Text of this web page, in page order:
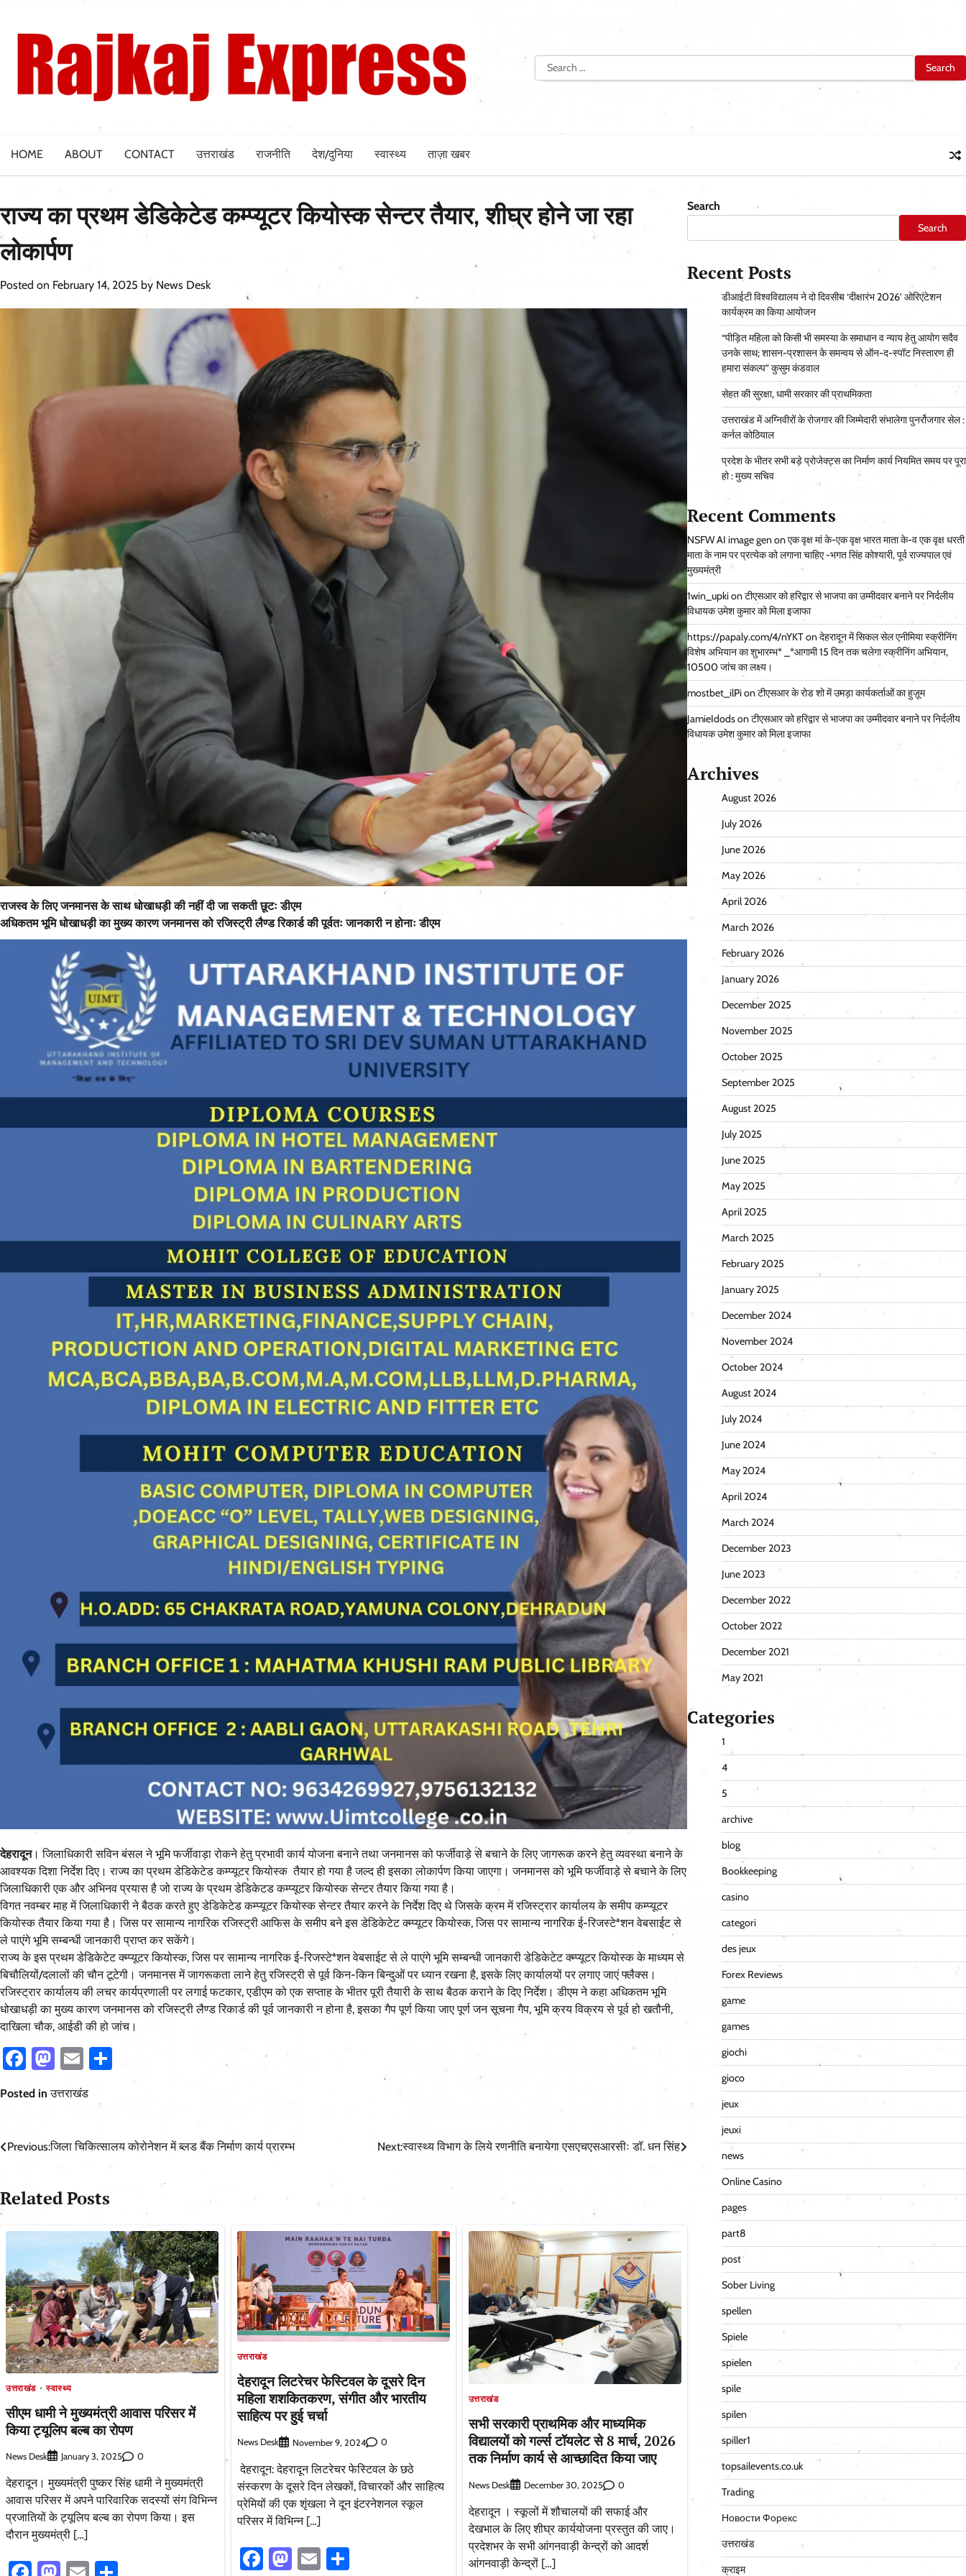
content
Search
for:
HOME ABOUT CONTACT उत्तराखंड राजनीति देश/दुनिया स्वास्थ्य ताज़ा खबर
राज्य का प्रथम डेडिकेटेड कम्प्यूटर कियोस्क सेन्टर तैयार, शीघ्र होने जा रहा
लोकार्पण
Posted on February 14, 2025 by News Desk
राजस्व के लिए जनमानस के साथ धोखाधड़ी की नहीं दी जा सकती छूटः डीएम
अधिकतम भूमि धोखाधड़ी का मुख्य कारण जनमानस को रजिस्ट्री लैण्ड रिकार्ड की पूर्वतः जानकारी न होनाः डीएम
देहरादून। जिलाधिकारी सविन बंसल ने भूमि फर्जीवाड़ा रोकने हेतु प्रभावी कार्य योजना बनाने तथा जनमानस को फर्जीवाड़े से बचाने के लिए जागरूक करने हेतु व्यवस्था बनाने के
आवश्यक दिशा निर्देश दिए। राज्य का प्रथम डेडिकेटेड कम्प्यूटर कियोस्क तैयार हो गया है जल्द ही इसका लोकार्पण किया जाएगा। जनमानस को भूमि फर्जीवाड़े से बचाने के लिए
जिलाधिकारी एक और अभिनव प्रयास है जो राज्य के प्रथम डेडिकेटड कम्प्यूटर कियोस्क सेन्टर तैयार किया गया है।
विगत नवम्बर माह में जिलाधिकारी ने बैठक करते हुए डेडिकेटेड कम्प्यूटर कियोस्क सेन्टर तैयार करने के निर्देश दिए थे जिसके क्रम में रजिस्ट्रार कार्यालय के समीप कम्प्यूटर
कियोस्क तैयार किया गया है। जिस पर सामान्य नागरिक रजिस्ट्री आफिस के समीप बने इस डेडिकेटेट क्म्प्यूटर कियोस्क, जिस पर सामान्य नागरिक ई-रिजस्टेªशन वेबसाईट से
ले पाएंगे भूमि सम्बन्धी जानकारी प्राप्त कर सकेंगे।
राज्य के इस प्रथम डेडिकेटेट क्म्प्यूटर कियोस्क, जिस पर सामान्य नागरिक ई-रिजस्टेªशन वेबसाईट से ले पाएंगे भूमि सम्बन्धी जानकारी डेडिकेटेट क्म्प्यूटर कियोस्क के माध्यम से
बिचौलियों/दलालों की चौन टूटेगी। जनमानस में जागरूकता लाने हेतु रजिस्ट्री से पूर्व किन-किन बिन्दुओं पर ध्यान रखना है, इसके लिए कार्यालयों पर लगाए जाएं फ्लैक्स।
रजिस्ट्रार कार्यालय की लचर कार्यप्रणाली पर लगाई फटकार, एडीएम को एक सप्ताह के भीतर पूरी तैयारी के साथ बैठक कराने के दिए निर्देश। डीएम ने कहा अधिकतम भूमि
धोखाधड़ी का मुख्य कारण जनमानस को रजिस्ट्री लैण्ड रिकार्ड की पूर्व जानकारी न होना है, इसका गैप पूर्ण किया जाए पूर्ण जन सूचना गैप, भूमि क्रय विक्रय से पूर्व हो खतौनी,
दाखिला चौक, आईडी की हो जांच।
Facebook
Mastodon
Email
Posted inउत्तराखंड
Post
Previous:जिला चिकित्सालय कोरोनेशन में ब्लड बैंक निर्माण कार्य प्रारम्भ Next:स्वास्थ्य विभाग के लिये रणनीति बनायेगा एसएचएसआरसीः डॉ. धन सिंह
Related Posts
उत्तराखंड स्वास्थ्य
सीएम धामी ने मुख्यमंत्री आवास परिसर में
किया ट्यूलिप बल्ब का रोपण
News Desk January 3, 2025 0
देहरादून। मुख्यमंत्री पुष्कर सिंह धामी ने मुख्यमंत्री
आवास परिसर में अपने पारिवारिक सदस्यों संग विभिन्न
प्रजातियों के ट्यूलिप बल्ब का रोपण किया। इस
दौरान मुख्यमंत्री […]
उत्तराखंड
देहरादून लिटरेचर फेस्टिवल के दूसरे दिन
महिला शशकितकरण, संगीत और भारतीय
साहित्य पर हुई चर्चा
News Desk November 9, 2024 0
देहरादून: देहरादून लिटरेचर फेस्टिवल के छठे
संस्करण के दूसरे दिन लेखकों, विचारकों और साहित्य
प्रेमियों की एक शृंखला ने दून इंटरनेशनल स्कूल
परिसर में विभिन्न […]
Facebook
Mastodon
EmailShare
उत्तराखंड
सभी सरकारी प्राथमिक और माध्यमिक
विद्यालयों को गर्ल्स टॉयलेट से 8 मार्च, 2026
तक निर्माण कार्य से आच्छादित किया जाए
News Desk December 30, 2025 0
देहरादून । स्कूलों में शौचालयों की सफाई और
देखभाल के लिए शीघ्र कार्ययोजना प्रस्तुत की जाए।
प्रदेशभर के सभी आंगनवाड़ी केन्द्रों को आदर्श
आंगनवाड़ी केन्द्रों […]
Search
Search
Recent Posts
डीआईटी विश्वविद्यालय ने दो दिवसीय ‘दीक्षारंभ 2026’ ओरिएंटेशन
कार्यक्रम का किया आयोजन
“पीड़ित महिला को किसी भी समस्या के समाधान व न्याय हेतु आयोग सदैव
उनके साथ; शासन-प्रशासन के समन्वय से ऑन-द-स्पॉट निस्तारण ही
हमारा संकल्प” कुसुम कंडवाल
सेहत की सुरक्षा, धामी सरकार की प्राथमिकता
उत्तराखंड में अग्निवीरों के रोजगार की जिम्मेदारी संभालेगा पुनर्रोजगार सेल :
कर्नल कोठियाल
प्रदेश के भीतर सभी बड़े प्रोजेक्ट्स का निर्माण कार्य नियमित समय पर पूरा
हो : मुख्य सचिव
Recent Comments
NSFW AI image genonएक वृक्ष मां के-एक वृक्ष भारत माता के-व एक वृक्ष धरती
माता के नाम पर प्रत्येक को लगाना चाहिए -भगत सिंह कोश्यारी, पूर्व राज्यपाल एवं
मुख्यमंत्री
1win_upkionटीएसआर को हरिद्वार से भाजपा का उम्मीदवार बनाने पर निर्दलीय
विधायक उमेश कुमार को मिला इजाफा
https://papaly.com/4/nYKTonदेहरादून में सिकल सेल एनीमिया स्क्रीनिंग
विशेष अभियान का शुभारम्भ* _*आगामी 15 दिन तक चलेगा स्क्रीनिंग अभियान,
10500 जांच का लक्ष्य।
mostbet_ilPionटीएसआर के रोड शो में उमड़ा कार्यकर्ताओं का हुज़ूम
JamieIdodsonटीएसआर को हरिद्वार से भाजपा का उम्मीदवार बनाने पर निर्दलीय
विधायक उमेश कुमार को मिला इजाफा
Archives
August 2026
July 2026
June 2026
May 2026
April 2026
March 2026
February 2026
January 2026
December 2025
November 2025
October 2025
September 2025
August 2025
July 2025
June 2025
May 2025
April 2025
March 2025
February 2025
January 2025
December 2024
November 2024
October 2024
August 2024
July 2024
June 2024
May 2024
April 2024
March 2024
December 2023
June 2023
December 2022
October 2022
December 2021
May 2021
Categories
1
4
5
archive
blog
Bookkeeping
casino
categori
des jeux
Forex Reviews
game
games
giochi
gioco
jeux
jeuxi
news
Online Casino
pages
part8
post
Sober Living
spellen
Spiele
spielen
spile
spilen
spiller1
topsailevents.co.uk
Trading
Новости Форекс
उत्तराखंड
क्राइम